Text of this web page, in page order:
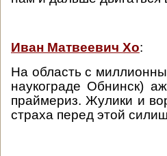
Иван Матвеевич Хо:
На область с
наукограде Обнинск)
праймериз. Жулики и
страха перед этой